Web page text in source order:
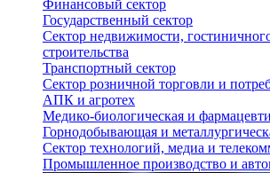
Финансовый сектор
Государственный сектор
Сектор недвижимости,
строительства
Транспортный сектор
Сектор розничной торговли и
АПК и агротех
Медико-биологическая и
Горнодобывающая и
Сектор технологий, медиа и
Промышленное производство и